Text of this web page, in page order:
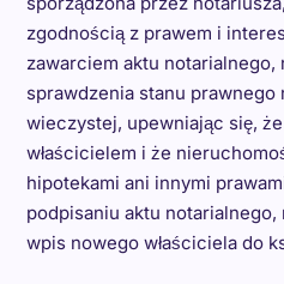
zgodnością z prawem i
zawarciem aktu notarialnego,
sprawdzenia stanu
wieczystej, upewniając się,
właścicielem i że
hipotekami ani innymi
podpisaniu aktu notarialnego,
wpis nowego właściciela do